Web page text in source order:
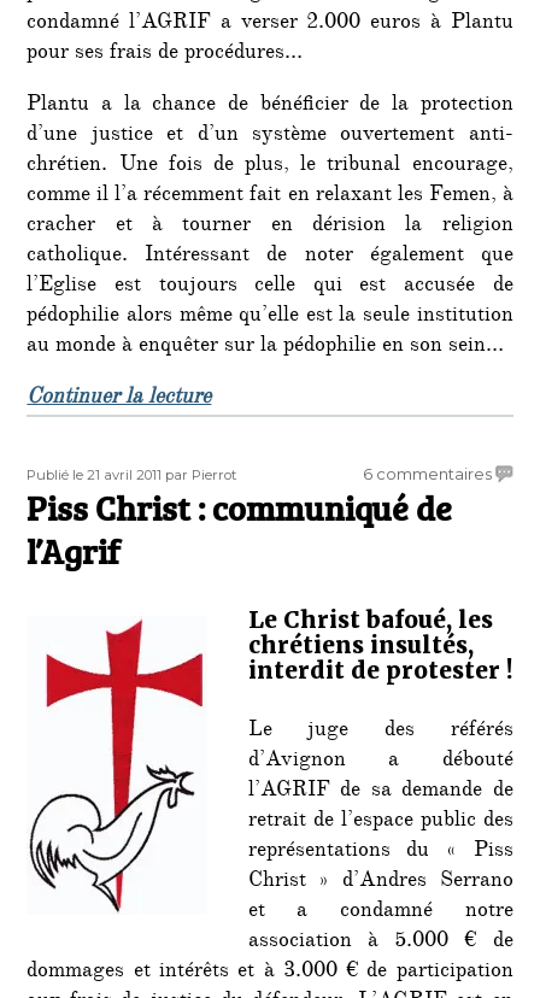
condamné l’AGRIF a verser 2.000 euros à Plantu
pour ses frais de procédures…
Plantu a la chance de bénéficier de la protection
d’une justice et d’un système ouvertement anti-
chrétien. Une fois de plus, le tribunal encourage,
comme il l’a récemment fait en relaxant les Femen, à
cracher et à tourner en dérision la religion
catholique. Intéressant de noter également que
l’Eglise est toujours celle qui est accusée de
pédophilie alors même qu’elle est la seule institution
au monde à enquêter sur la pédophilie en son sein…
Continuer la lecturede « Plantu relaxé pour son
Publié
le
Publié le 21 avril 2011 Auteur
par Pierrot 6 commentairessur
l’Agrif
Piss Christ : communiqué de
l’Agrif
Le Christ bafoué, les
chrétiens insultés,
interdit de protester !
Le juge des référés
d’Avignon a débouté
l’AGRIF de sa demande de
retrait de l’espace public des
représentations du « Piss
Christ » d’Andres Serrano
et a condamné notre
association à 5.000 € de
dommages et intérêts et à 3.000 € de participation